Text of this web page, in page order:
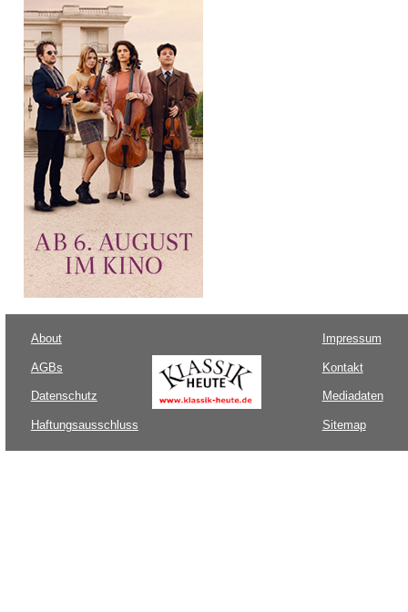
About
AGBs
Datenschutz
Haftungsausschluss
Impressum
Kontakt
Mediadaten
Sitemap